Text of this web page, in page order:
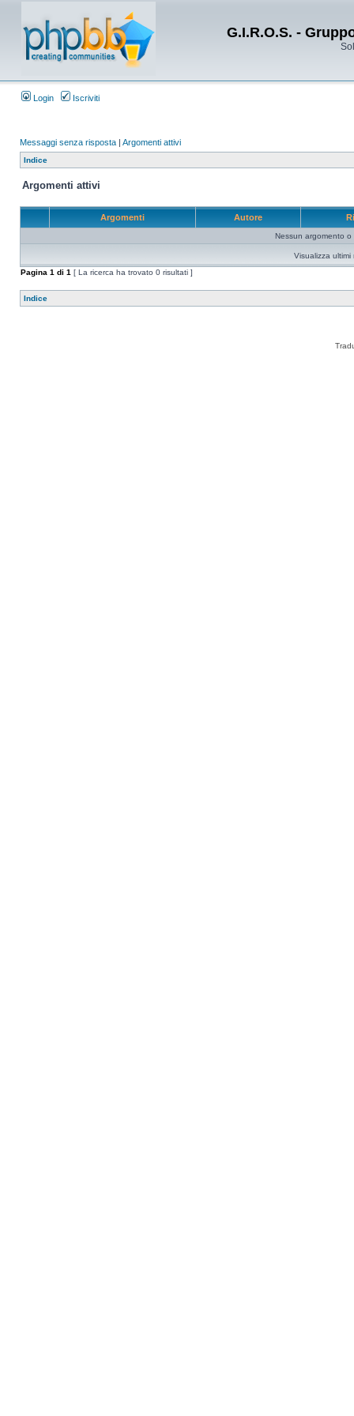
G.I.R.O.S. -
Login Iscriviti
Messaggi senza risposta | Argomenti attivi
Indice
Argomenti attivi
Argomenti Autore
Nessun argomento o
Visualizza ultimi
Pagina 1 di 1 [ La ricerca ha trovato 0 risultati ]
Indice